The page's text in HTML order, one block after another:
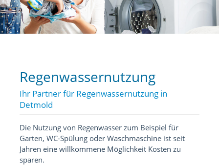
Regenwassernutzung
Ihr Partner für Regenwassernutzung in
Detmold
Die Nutzung von Regenwasser zum Beispiel für
Garten, WC-Spülung oder Waschmaschine ist seit
Jahren eine willkommene Möglichkeit Kosten zu
sparen.